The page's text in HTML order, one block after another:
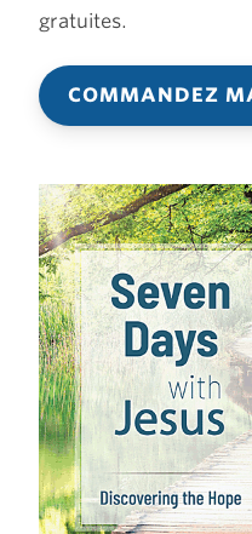
gratuites.
COMMANDEZ